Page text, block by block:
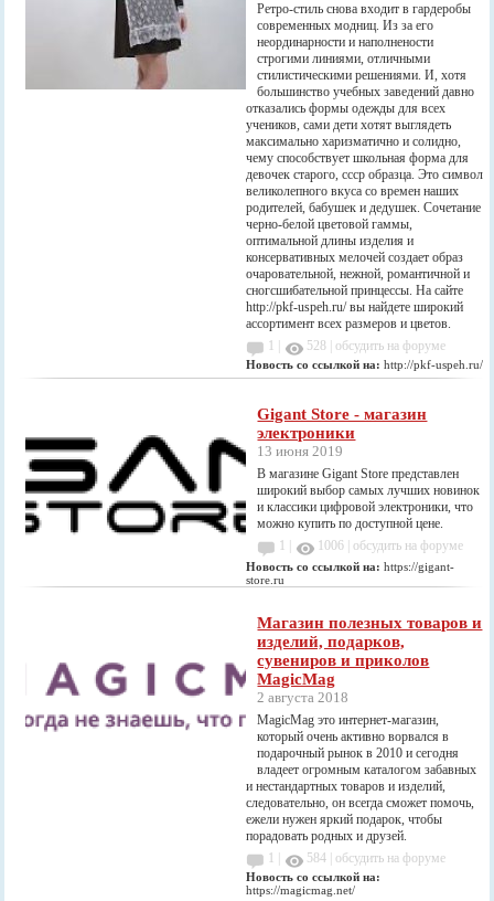
Ретро-стиль снова входит в гардеробы
современных модниц. Из за его
неординарности и наполнености
строгими линиями, отличными
стилистическими решениями. И, хотя
большинство учебных заведений давно
отказались формы одежды для всех
учеников, сами дети хотят выглядеть
максимально харизматично и солидно,
чему способствует школьная форма для
девочек старого, ссср образца. Это символ
великолепного вкуса со времен наших
родителей, бабушек и дедушек. Сочетание
черно-белой цветовой гаммы,
оптимальной длины изделия и
консервативных мелочей создает образ
очаровательной, нежной, романтичной и
сногсшибательной принцессы. На сайте
http://pkf-uspeh.ru/ вы найдете широкий
ассортимент всех размеров и цветов.
1 |
528 |обсудить на форуме
Новость со ссылкой на:http://pkf-uspeh.ru/
Gigant Store - магазин
электроники
13 июня 2019
В магазине Gigant Store представлен
широкий выбор самых лучших новинок
и классики цифровой электроники, что
можно купить по доступной цене.
1 |
1006 |обсудить на форуме
Новость со ссылкой на:https://gigant-
store.ru
Магазин полезных товаров и
изделий, подарков,
сувениров и приколов
MagicMag
2 августа 2018
MagicMag это интернет-магазин,
который очень активно ворвался в
подарочный рынок в 2010 и сегодня
владеет огромным каталогом забавных
и нестандартных товаров и изделий,
следовательно, он всегда сможет помочь,
ежели нужен яркий подарок, чтобы
порадовать родных и друзей.
1 |
584 |обсудить на форуме
Новость со ссылкой на:
https://magicmag.net/